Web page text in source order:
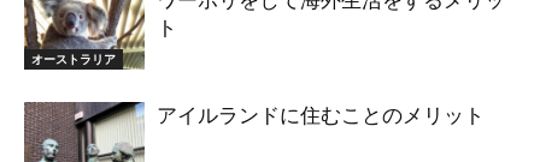
オーストラリア
ト
アイルランドに住むことのメリット